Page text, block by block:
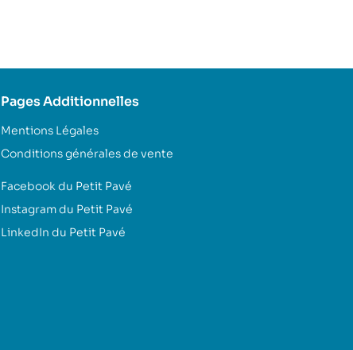
Pages Additionnelles
Mentions Légales
Conditions générales de vente
Facebook du Petit Pavé
Instagram du Petit Pavé
LinkedIn du Petit Pavé